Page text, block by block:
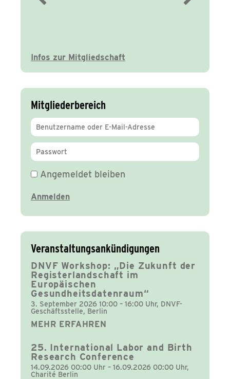
Infos zur Mitgliedschaft
Mitgliederbereich
Angemeldet bleiben
Veranstaltungsankündigungen
DNVF Workshop: „Die Zukunft der
Registerlandschaft im
Europäischen
Gesundheitsdatenraum“
3. September 2026 10:00 – 16:00 Uhr, DNVF-
Geschäftsstelle, Berlin
MEHR ERFAHREN
25. International Labor and Birth
Research Conference
14.09.2026 00:00 Uhr – 16.09.2026 00:00 Uhr,
Charité Berlin